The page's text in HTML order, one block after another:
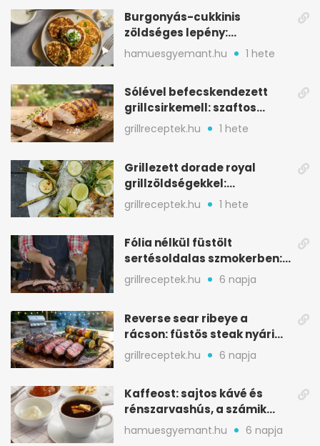
Burgonyás-cukkinis
zöldséges lepény:
aranybarna, szaftos, hús
nélkül is
hamuesgyemant.hu 1 hete
Sólével befecskendezett
grillcsirkemell: szaftos
marad, nem szárad ki
grillreceptek.hu 1 hete
Grillezett dorade royal
grillzöldségekkel:
mediterrán ízek a rostélyról
grillreceptek.hu 1 hete
Fólia nélkül füstölt
sertésoldalas szmokerben:
ropogós bark, 6 óra
grillreceptek.hu 6 napja
Reverse sear ribeye a
rácson: füstös steak nyári
tökkebabbal
grillreceptek.hu 6 napja
Kaffeost: sajtos kávé és
rénszarvashús, a számik
melegítő itala
hamuesgyemant.hu 6 napja